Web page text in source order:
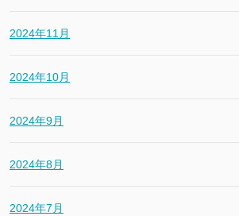
2024年11月
2024年10月
2024年9月
2024年8月
2024年7月